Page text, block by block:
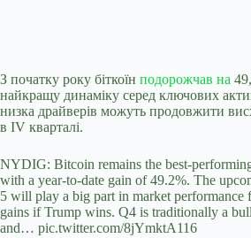
З початку року біткоїн подорожчав на
найкращу динаміку серед ключових
низка драйверів можуть продовжити
в IV кварталі.
NYDIG: Bitcoin remains the best-
with a year-to-date gain of 49.2%. The
5 will play a big part in market performance
gains if Trump wins. Q4 is traditionally a
and… pic.twitter.com/8jYmktA116